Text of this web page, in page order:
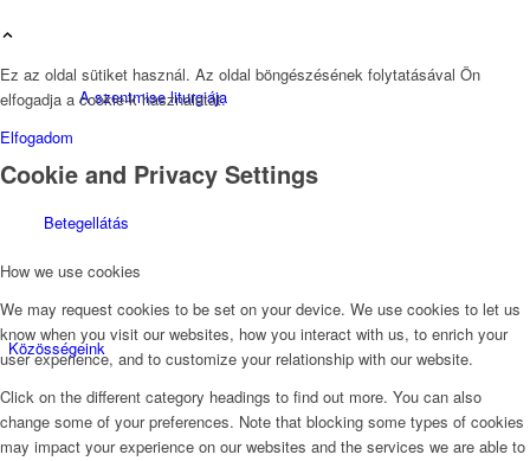
A szentmise liturgiája
Betegellátás
Közösségeink
Ez az oldal sütiket használ. Az oldal böngészésének folytatásával Ön
elfogadja a cookie-k használatát.
Elfogadom
Cookie and Privacy Settings
How we use cookies
We may request cookies to be set on your device. We use cookies to let us
know when you visit our websites, how you interact with us, to enrich your
user experience, and to customize your relationship with our website.
Click on the different category headings to find out more. You can also
change some of your preferences. Note that blocking some types of cookies
may impact your experience on our websites and the services we are able to